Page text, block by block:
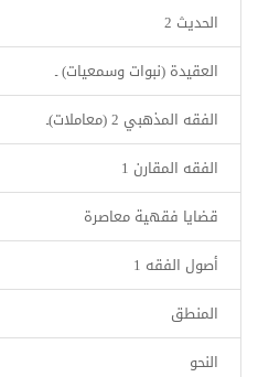
الحديث 2
العقيدة (نبوات وسمعيات) ـ
الفقه المذهبي 2 (معاملات)ـ
الفقه المقارن 1
قضايا فقهية معاصرة
أصول الفقه 1
المنطق
النحو